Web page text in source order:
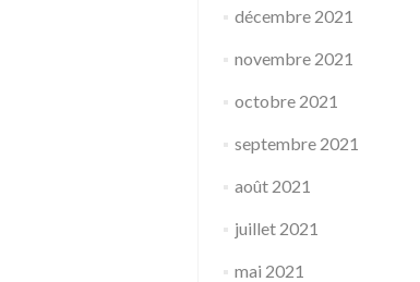
décembre 2021
novembre 2021
octobre 2021
septembre 2021
août 2021
juillet 2021
mai 2021